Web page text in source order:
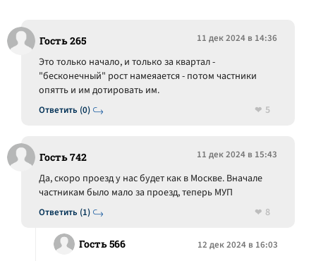
Гость 265 11 дек 2024 в 14:36
Ответить (0)
Это только начало, и только за квартал -
"бесконечный" рост намеяается - потом частники
опятть и им дотировать им.
5
Гость 742 11 дек 2024 в 15:43
Ответить (1)
Да, скоро проезд у нас будет как в Москве. Вначале
частникам было мало за проезд, теперь МУП
8
Гость 566 12 дек 2024 в 16:03